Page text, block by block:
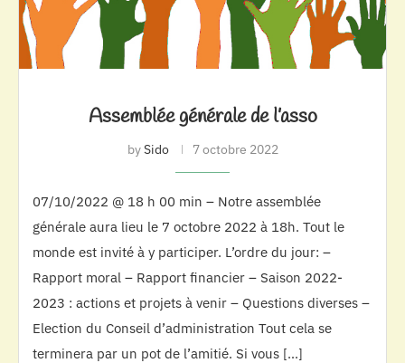
Assemblée générale de l’asso
bySido 7 octobre 2022
07/10/2022 @ 18 h 00 min – Notre assemblée
générale aura lieu le 7 octobre 2022 à 18h. Tout le
monde est invité à y participer. L’ordre du jour: –
Rapport moral – Rapport financier – Saison 2022-
2023 : actions et projets à venir – Questions diverses –
Election du Conseil d’administration Tout cela se
terminera par un pot de l’amitié. Si vous […]